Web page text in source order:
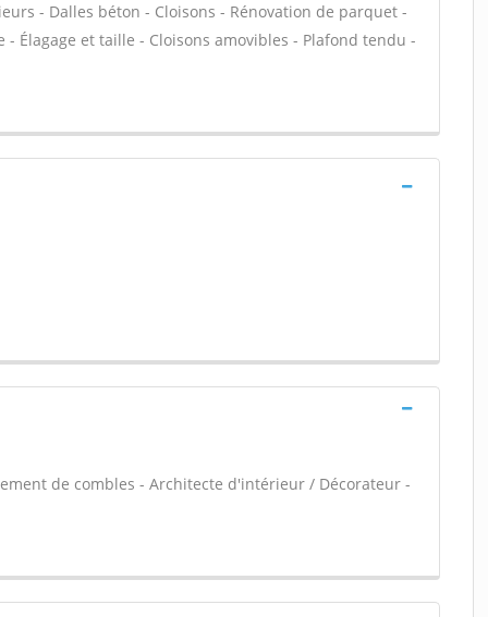
- Dalles béton - Cloisons - Rénovation de parquet -
Élagage et taille - Cloisons amovibles - Plafond tendu -
de combles - Architecte d'intérieur / Décorateur -